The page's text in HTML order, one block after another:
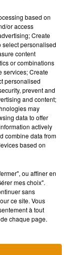
nom deThe
Lennonet
font partie
Il manquait
mains, ça
c'est arrivé par
du refus du
Si vous
votre accord
Nathalie sur
based on
or access
Create
select personalised
content
or combinations
services; Create
personalised
prevent and
and content;
may
data to offer
actively
combine data from
based on
ou affiner en
mes choix".
sans
ce site. Vous
à tout
chaque page.